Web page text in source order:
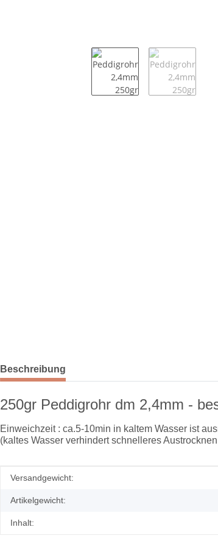
weitere Registerkarten anzeigen
Beschreibung
250gr Peddigrohr dm 2,4mm -
Einweichzeit : ca.5-10min in kaltem Wasser ist
(kaltes Wasser verhindert schnelleres
Produkteigenschaft
Wert
Versandgewicht:
Artikelgewicht:
Inhalt:
Muster
28,50 €